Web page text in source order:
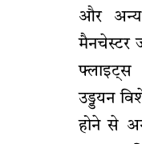
और अन्य
मैनचेस्टर
फ्लाइट्स
उड्डयन
होने से